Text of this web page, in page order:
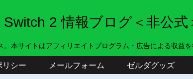
2 情報ブログ＜非公式
本サイトはアフィリエイトプログラム・広告による収益を
リシー メールフォーム ゼルダグッズ